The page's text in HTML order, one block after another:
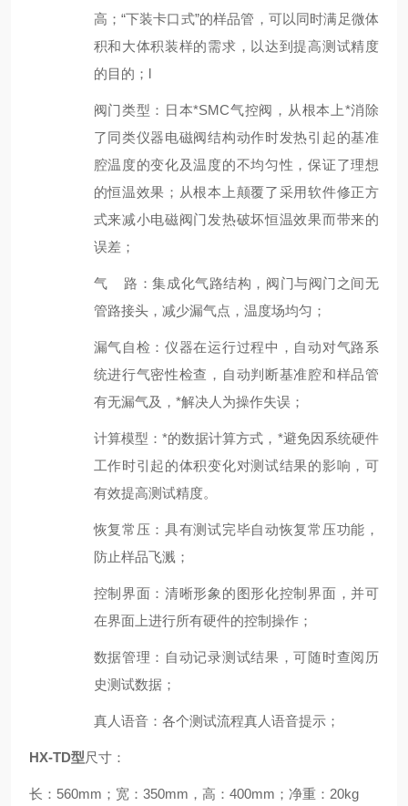
高；“下装卡口式”的样品管，可以同时满足微体
积和大体积装样的需求，以达到提高测试精度
的目的；l
阀门类型：日本*SMC气控阀，从根本上*消除
了同类仪器电磁阀结构动作时发热引起的基准
腔温度的变化及温度的不均匀性，保证了理想
的恒温效果；从根本上颠覆了采用软件修正方
式来减小电磁阀门发热破坏恒温效果而带来的
误差；
气 路：集成化气路结构，阀门与阀门之间无
管路接头，减少漏气点，温度场均匀；
漏气自检：仪器在运行过程中，自动对气路系
统进行气密性检查，自动判断基准腔和样品管
有无漏气及，*解决人为操作失误；
计算模型：*的数据计算方式，*避免因系统硬件
工作时引起的体积变化对测试结果的影响，可
有效提高测试精度。
恢复常压：具有测试完毕自动恢复常压功能，
防止样品飞溅；
控制界面：清晰形象的图形化控制界面，并可
在界面上进行所有硬件的控制操作；
数据管理：自动记录测试结果，可随时查阅历
史测试数据；
真人语音：各个测试流程真人语音提示；
HX-TD型尺寸：
长：560mm；宽：350mm，高：400mm；净重：20kg